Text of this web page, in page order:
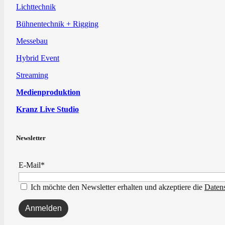
Lichttechnik
Bühnentechnik + Rigging
Messebau
Hybrid Event
Streaming
Medienproduktion
Kranz Live Studio
Newsletter
E-Mail*
Ich möchte den Newsletter erhalten und akzeptiere die